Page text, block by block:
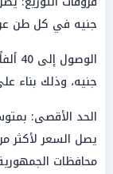
جنيه في كل طن
جنيه، وذلك بناء
محافظات